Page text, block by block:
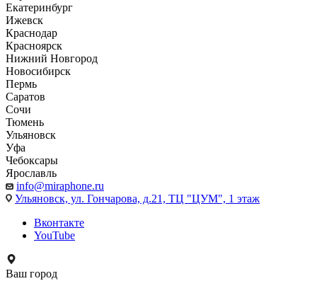
Екатеринбург
Ижевск
Краснодар
Красноярск
Нижний Новгород
Новосибирск
Пермь
Саратов
Сочи
Тюмень
Ульяновск
Уфа
Чебоксары
Ярославль
info@miraphone.ru
Ульяновск, ул. Гончарова, д.21, ТЦ "ЦУМ", 1 этаж
Вконтакте
YouTube
Ваш город